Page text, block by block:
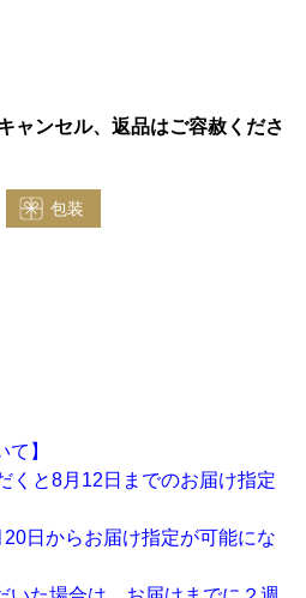
ャンセル、返品はご容赦くださ
包装
】
くと8月12日までのお届け指定
日からお届け指定が可能にな